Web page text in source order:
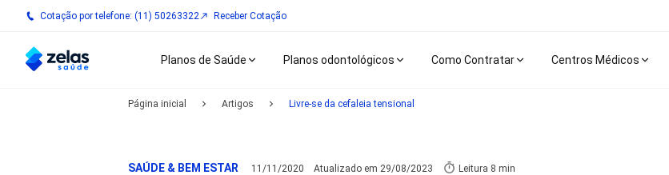
Cotação por telefone: (11) 50263322 Receber Cotação
Planos de Saúde Planos odontológicos Como Contratar Centros Médicos
Página inicial Artigos Livre-se da cefaleia tensional
SAÚDE & BEM ESTAR 11/11/2020 Atualizado em 29/08/2023 Leitura 8 min